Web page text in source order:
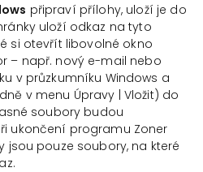
připraví přílohy, uloží je do
uloží odkaz na tyto
si otevřít libovolné okno
– např. nový e-mail nebo
v průzkumníku Windows a
v menu Úpravy | Vložit) do
soubory budou
ukončení programu Zoner
jsou pouze soubory, na které